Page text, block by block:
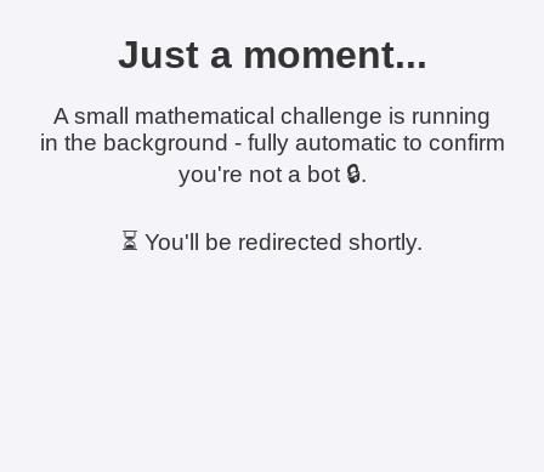
Just a moment...
A small mathematical challenge is running
in the background - fully automatic to confirm
you're not a bot 🔒.
⏳ You'll be redirected shortly.